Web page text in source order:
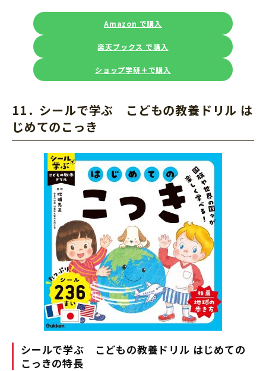
Amazon で購入
楽天ブックス で購入
ショップ学研＋で購入
11．シールで学ぶ こどもの教養ドリル は
じめてのこっき
シールで学ぶ こどもの教養ドリル はじめての
こっきの特長